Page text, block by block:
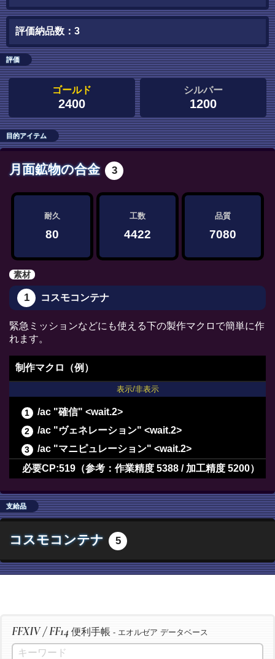
評価納品数：3
評価
ゴールド
2400
シルバー
1200
目的アイテム
月面鉱物の合金 3
耐久
80
工数
4422
品質
7080
素材
1 コスモコンテナ
緊急ミッションなどにも使える下の製作マクロで簡単に作
れます。
制作マクロ（例）
表示/非表示
/ac "確信" <wait.2>
/ac "ヴェネレーション" <wait.2>
/ac "マニピュレーション" <wait.2>
/ac "長期倹約" <wait.2>
/ac "下地作業" <wait.3>
/ac "イノベーション" <wait.2>
/ac "洗練加工" <wait.3>
/ac "加工" <wait.3>
/ac "洗練加工" <wait.3>
必要CP:519（参考：作業精度 5388 / 加工精度 5200）
支給品
コスモコンテナ 5
FFXIV / FF14 便利手帳 - エオルゼア データベース